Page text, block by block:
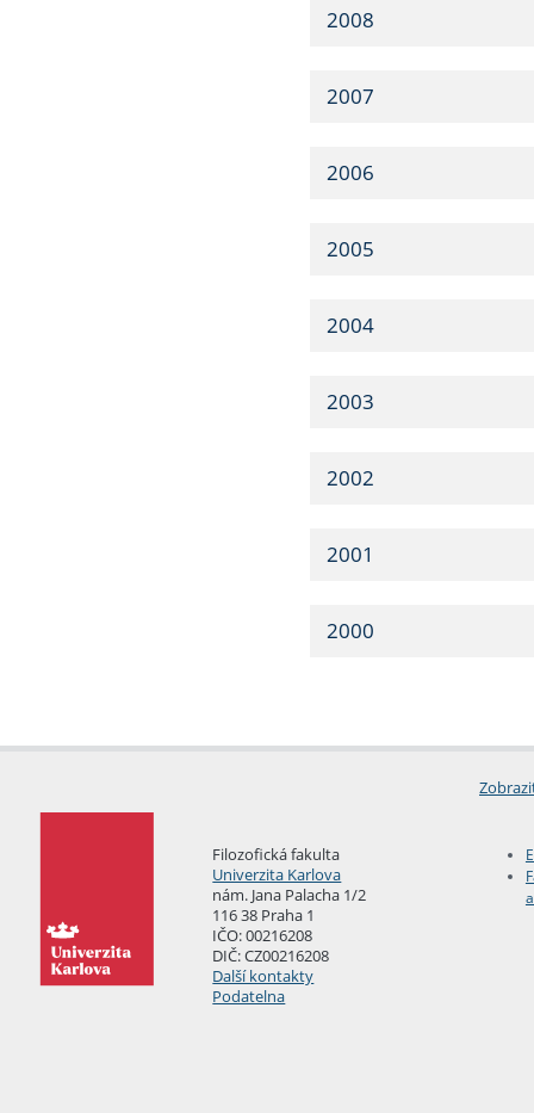
2008
2007
2006
2005
2004
2003
2002
2001
2000
Filozofická fakulta
Univerzita Karlova
nám. Jana Palacha 1/2
116 38 Praha 1
IČO: 00216208
DIČ: CZ00216208
Další kontakty
Podatelna